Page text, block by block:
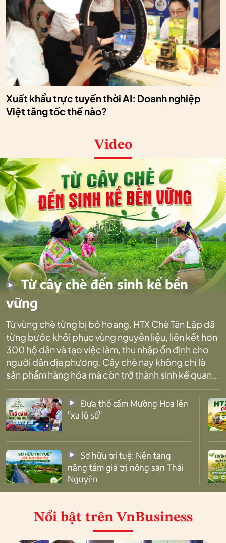
Xuất khẩu trực tuyến thời AI: Doanh nghiệp
Việt tăng tốc thế nào?
Video
Từ cây chè đến sinh kế bền
vững
Từ vùng chè từng bị bỏ hoang, HTX Chè Tân Lập đã
từng bước khôi phục vùng nguyên liệu, liên kết hơn
300 hộ dân và tạo việc làm, thu nhập ổn định cho
người dân địa phương. Cây chè nay không chỉ là
sản phẩm hàng hóa mà còn trở thành sinh kế quan...
"xa lộ số"
nâng tầm giá trị nông sản Thái
Nguyên
Nổi bật trên VnBusiness